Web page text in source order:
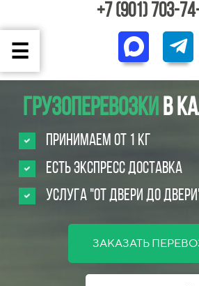
+7 (901) 703-
Грузоперевозкив
Принимаем от 1 кг
Есть Экспресс доставка
Услуга "от двери до
ЗАКАЗАТЬ